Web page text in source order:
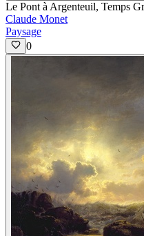
Le Pont à Argenteuil, Temps
Claude Monet
Paysage
0